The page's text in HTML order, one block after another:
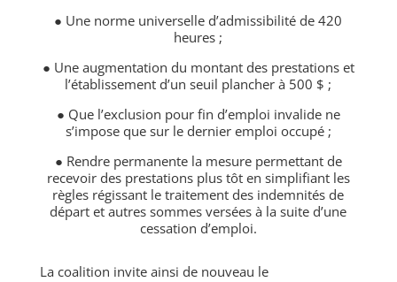
● Une norme universelle d’admissibilité de 420
heures ;
● Une augmentation du montant des prestations et
l’établissement d’un seuil plancher à 500 $ ;
● Que l’exclusion pour fin d’emploi invalide ne
s’impose que sur le dernier emploi occupé ;
● Rendre permanente la mesure permettant de
recevoir des prestations plus tôt en simplifiant les
règles régissant le traitement des indemnités de
départ et autres sommes versées à la suite d’une
cessation d’emploi.
La coalition invite ainsi de nouveau le